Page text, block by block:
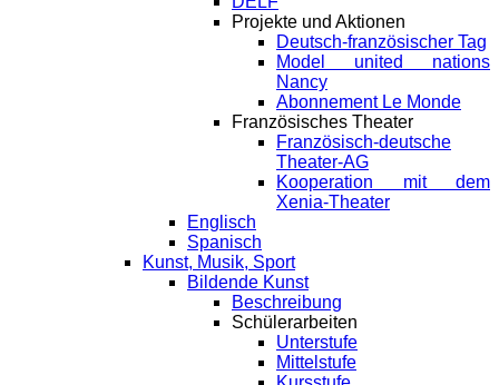
Projekte und Aktionen
Deutsch-französischer Tag
Model united nations
Nancy
Abonnement Le Monde
Französisches Theater
Französisch-deutsche
Theater-AG
Kooperation mit dem
Xenia-Theater
Englisch
Spanisch
Kunst, Musik, Sport
Bildende Kunst
Beschreibung
Schülerarbeiten
Unterstufe
Mittelstufe